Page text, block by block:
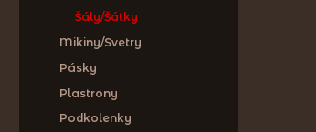
Šály/Šátky
Mikiny/Svetry
Pásky
Plastrony
Podkolenky